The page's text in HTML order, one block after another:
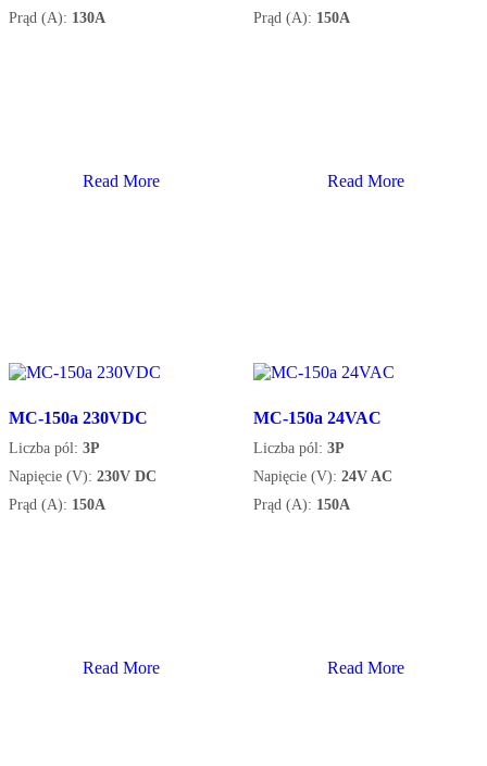
Prąd (A): 130A
Read More
Prąd (A): 150A
Read More
MC-150a 230VDC
Liczba pól: 3P
Napięcie (V): 230V DC
Prąd (A): 150A
Read More
MC-150a 24VAC
Liczba pól: 3P
Napięcie (V): 24V AC
Prąd (A): 150A
Read More